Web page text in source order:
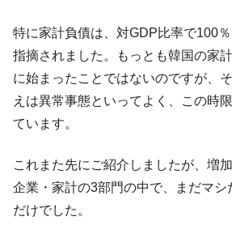
動」
『Money1』
中国だけが鉄鋼輸出を
国の過剰生産が世界を蝕む。
『Money1』
韓国製造業「半導体絶
ン』1人当たり賠償10万ウォンを認定
『Money1』 韓国で猛暑。南東部で
『Money1』
特に家計負債は、対GDP比率で100
指摘されました。もっとも韓国の家
に始まったことではないのですが、
えは異常事態といってよく、この時
ています。
これまた先にご紹介しましたが、増
企業・家計の3部門の中で、まだマシ
だけでした。